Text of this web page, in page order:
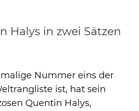
Halys in zwei Sätzen
Nummer eins der
ist, hat sein
Quentin Halys,